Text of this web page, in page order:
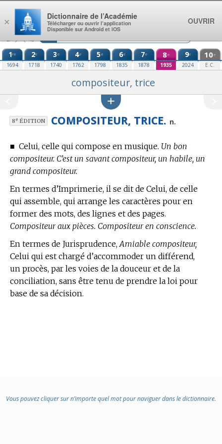
Aller au contenu
1re
1694
2e
1718
3e
1740
4e
1762
5e
1798
6e
1835
7e
1878
8e
1935
9e
2024
10e
E.C.
compositeur, trice
8eÉDITION COMPOSITEUR, TRICE. n.
■ Celui, celle qui compose en musique. Un bon
compositeur. C’est un savant compositeur, un habile, un
grand compositeur.
En termes d’Imprimerie, il se dit de Celui, de celle
qui assemble, qui arrange les caractères pour en
former des mots, des lignes et des pages.
Compositeur aux pièces. Compositeur en conscience.
En termes de Jurisprudence, Amiable compositeur,
Celui qui est chargé d’accommoder un différend,
un procès, par les voies de la douceur et de la
conciliation, sans être tenu de prendre la loi pour
base de sa décision.
Vous pouvez cliquer sur n’importe quel mot pour naviguer dans le dictionnaire.
×
Dictionnaire de l’Académie
Télécharger ou ouvrir l’application
Disponible sur Android et iOS
OUVRIR